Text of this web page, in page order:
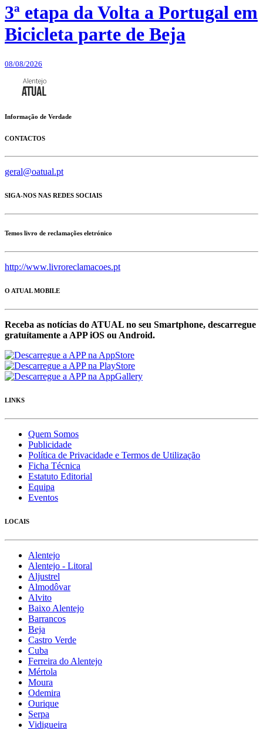
3ª etapa da Volta a Portugal em
Bicicleta parte de Beja
08/08/2026
Informação de Verdade
CONTACTOS
geral@oatual.pt
SIGA-NOS NAS REDES SOCIAIS
Temos livro de reclamações eletrónico
http://www.livroreclamacoes.pt
O ATUAL MOBILE
Receba as notícias do ATUAL no seu Smartphone, descarregue
gratuítamente a APP iOS ou Android.
LINKS
Quem Somos
Publicidade
Política de Privacidade e Termos de Utilização
Ficha Técnica
Estatuto Editorial
Equipa
Eventos
LOCAIS
Alentejo
Alentejo - Litoral
Aljustrel
Almodôvar
Alvito
Baixo Alentejo
Barrancos
Beja
Castro Verde
Cuba
Ferreira do Alentejo
Mértola
Moura
Odemira
Ourique
Serpa
Vidigueira